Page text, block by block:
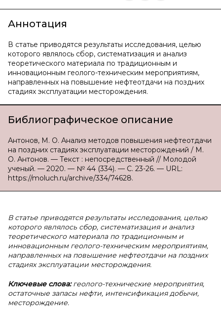
Аннотация
В статье приводятся результаты исследования, целью
которого являлось сбор, систематизация и анализ
теоретического материала по традиционным и
инновационным геолого-техническим мероприятиям,
направленных на повышение нефтеотдачи на поздних
стадиях эксплуатации месторождения.
Библиографическое описание
Антонов, М. О. Анализ методов повышения нефтеотдачи
на поздних стадиях эксплуатации месторождений / М.
О. Антонов. — Текст : непосредственный // Молодой
ученый. — 2020. — № 44 (334). — С. 23-26. — URL:
https://moluch.ru/archive/334/74628.
В статье приводятся результаты исследования, целью
которого являлось сбор, систематизация и анализ
теоретического материала по традиционным и
инновационным геолого-техническим мероприятиям,
направленных на повышение нефтеотдачи на поздних
стадиях эксплуатации месторождения.
Ключевые слова:геолого-технические мероприятия,
остаточные запасы нефти, интенсификация добычи,
месторождение.